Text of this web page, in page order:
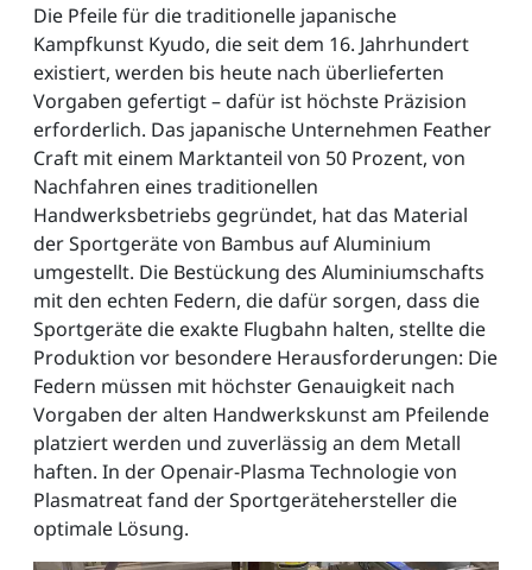
Die Pfeile für die traditionelle japanische
Kampfkunst Kyudo, die seit dem 16. Jahrhundert
existiert, werden bis heute nach überlieferten
Vorgaben gefertigt – dafür ist höchste Präzision
erforderlich. Das japanische Unternehmen Feather
Craft mit einem Marktanteil von 50 Prozent, von
Nachfahren eines traditionellen
Handwerksbetriebs gegründet, hat das Material
der Sportgeräte von Bambus auf Aluminium
umgestellt. Die Bestückung des Aluminiumschafts
mit den echten Federn, die dafür sorgen, dass die
Sportgeräte die exakte Flugbahn halten, stellte die
Produktion vor besondere Herausforderungen: Die
Federn müssen mit höchster Genauigkeit nach
Vorgaben der alten Handwerkskunst am Pfeilende
platziert werden und zuverlässig an dem Metall
haften. In der Openair-Plasma Technologie von
Plasmatreat fand der Sportgerätehersteller die
optimale Lösung.